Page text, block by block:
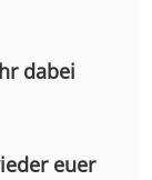
dabei
euer